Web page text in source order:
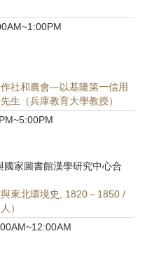
社和農會―以基隆第一信用
生（兵庫教育大學教授）
家圖書館漢學研究中心合
東北環境史, 1820－1850 /
）